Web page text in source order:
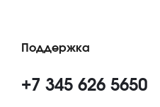
Поддержка
+7 345 626 5650